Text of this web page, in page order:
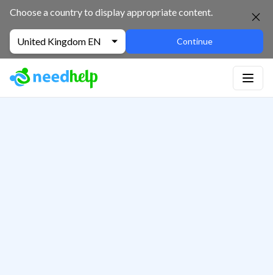
Choose a country to display appropriate content.
United Kingdom EN Continue